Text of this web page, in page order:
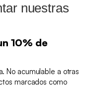
nuestras
10% de
No acumulable a otras
marcados como